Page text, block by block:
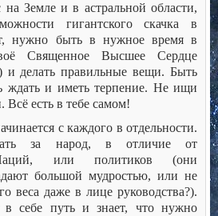
на Земле и в астральной области,
гигантского скачка в
нужно быть в нужное время в
Священное Высшее Сердце
и делать правильные вещи. Быть
ждать и иметь терпение. Не ищи
Всё есть в тебе самом!
с каждого в отдельности.
за народ, в отличие от
или политиков (они
большой мудростью, или не
веса даже в лице руководства?).
в себе путь и знает, что нужно